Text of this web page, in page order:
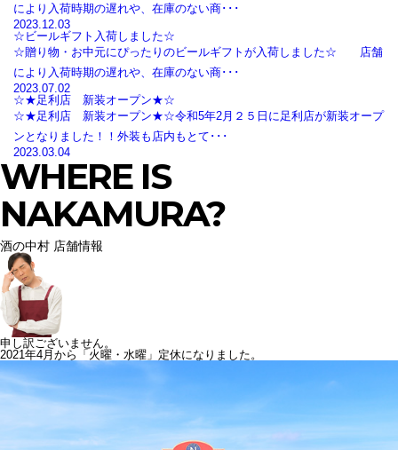
により入荷時期の遅れや、在庫のない商･･･
2023.12.03
☆ビールギフト入荷しました☆
☆贈り物・お中元にぴったりのビールギフトが入荷しました☆ 店舗
により入荷時期の遅れや、在庫のない商･･･
2023.07.02
☆★足利店 新装オープン★☆
☆★足利店 新装オープン★☆令和5年2月２５日に足利店が新装オープ
ンとなりました！！外装も店内もとて･･･
2023.03.04
WHERE IS
NAKAMURA?
酒の中村 店舗情報
申し訳ございません。
2021年4月から「火曜・水曜」定休になりました。